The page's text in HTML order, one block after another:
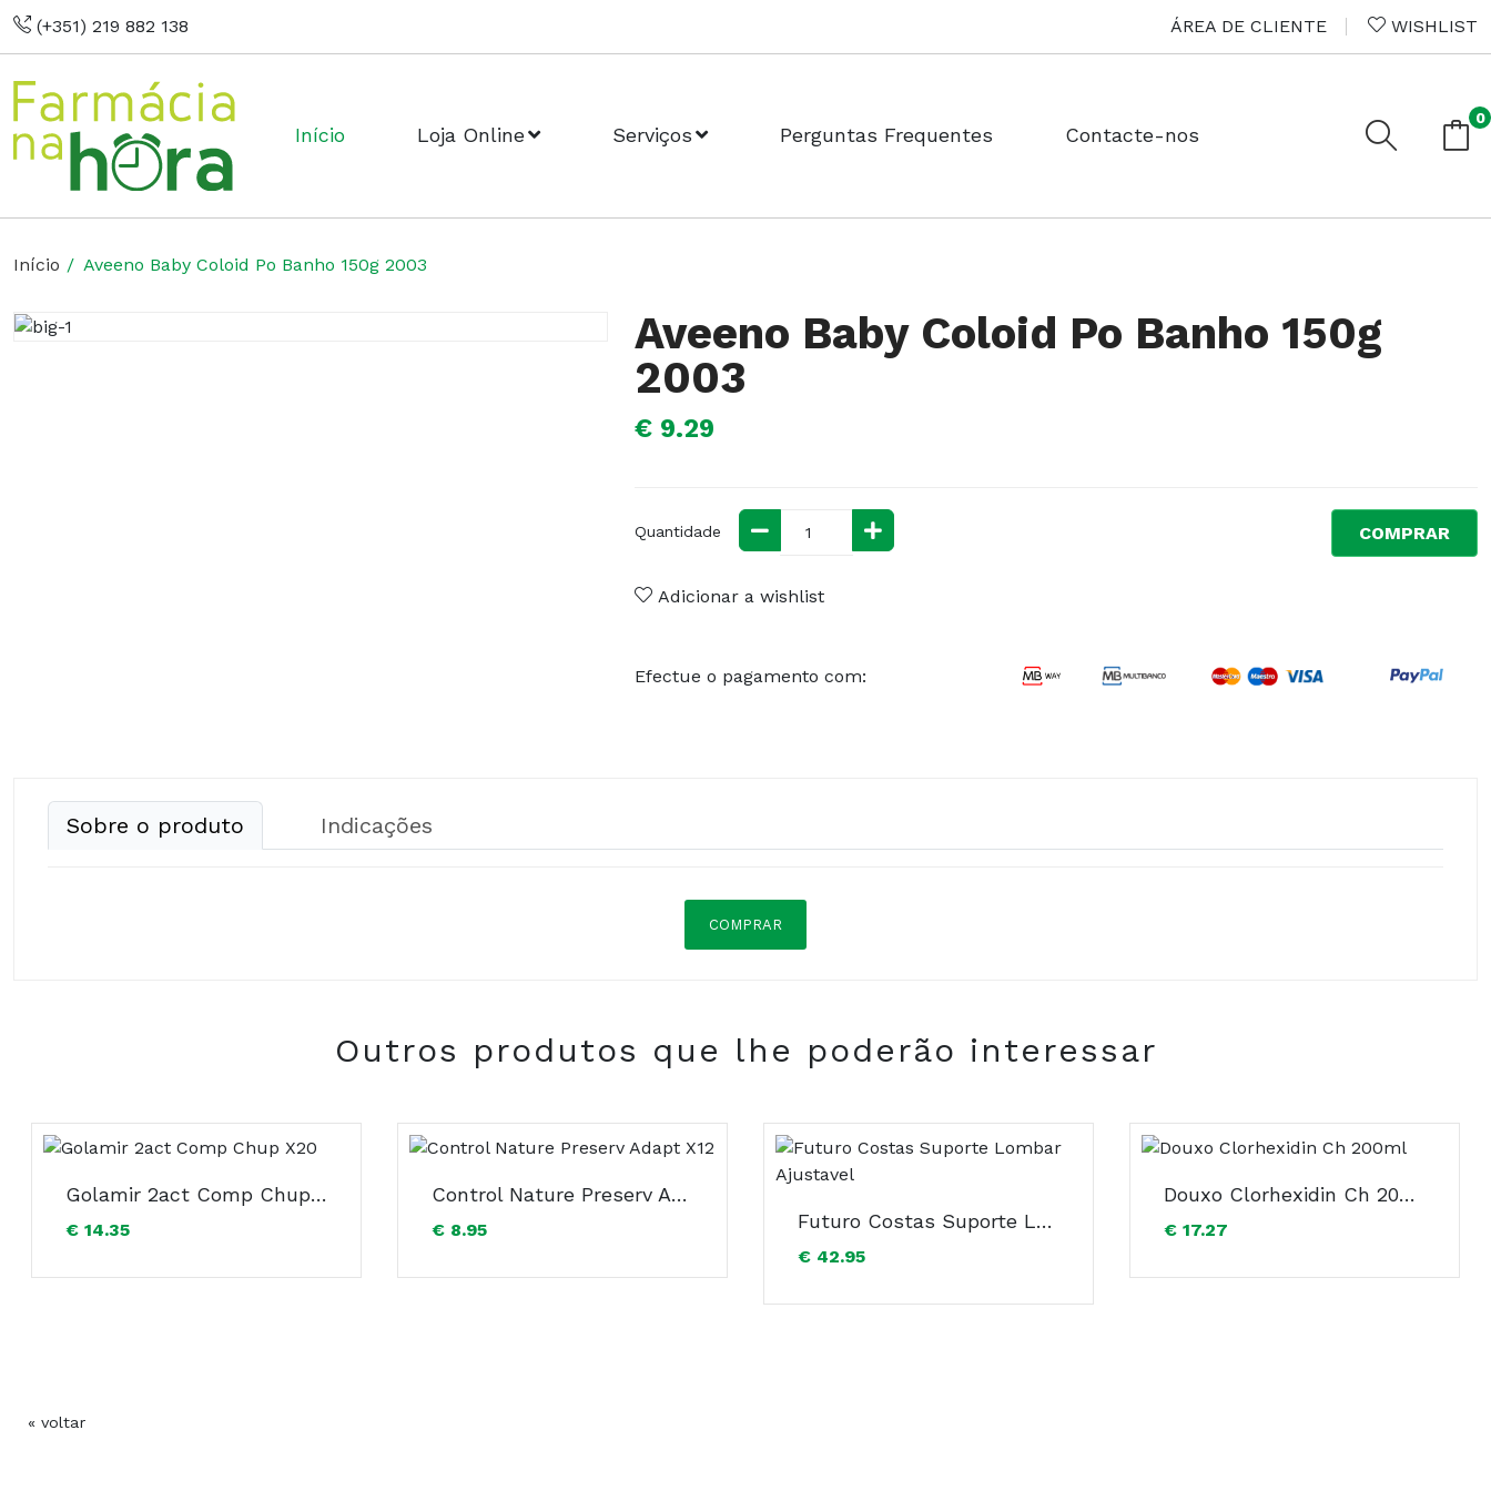
(+351) 219 882 138 ÁREA DE CLIENTE WISHLIST
Início Loja Online Serviços Perguntas Frequentes Contacte-nos
0
Início Aveeno Baby Coloid Po Banho 150g 2003
Aveeno Baby Coloid Po Banho 150g
2003
€ 9.29
Quantidade COMPRAR
Adicionar a wishlist
Efectue o pagamento com:
Sobre o produto Indicações
COMPRAR
COMPRAR
Outros produtos que lhe poderão interessar
Golamir 2act Comp Chup X20
€ 14.35
Control Nature Preserv Adapt X12
€ 8.95 Futuro Costas Suporte Lombar Ajustavel
€ 42.95
Douxo Clorhexidin Ch 200ml
€ 17.27
« voltar